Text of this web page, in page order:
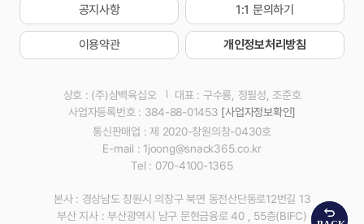
공지사항 1:1 문의하기
이용약관 개인정보처리방침
상호 : (주)삼백육십오
대표 : 구수룡, 정필성, 조준호
사업자등록번호 : 384-88-01453 [사업자정보확인]
통신판매업 : 제 2020-창원의창-0430호
E-mail : 1joong@snack365.co.kr
Tel : 070-4100-1365
본사 : 경상남도 창원시 의창구 북면 동전산단동로12번길 13
부산 지사 : 부산광역시 남구 문현금융로 40 , 55층(BIFC)